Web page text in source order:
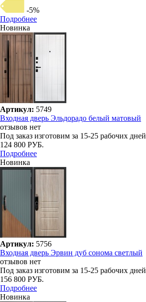
-5%
Подробнее
Новинка
Артикул: 5749
Входная дверь Эльдорадо белый матовый
отзывов нет
Под заказ изготовим за 15-25 рабочих дней
124 800 РУБ.
Подробнее
Новинка
Артикул: 5756
Входная дверь Эрвин дуб сонома светлый
отзывов нет
Под заказ изготовим за 15-25 рабочих дней
156 800 РУБ.
Подробнее
Новинка